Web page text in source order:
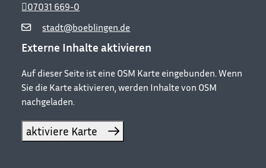
stadt@boeblingen.de
07031 669-0
+
−
SA
Externe Inhalte aktivieren
Auf dieser Seite ist eine OSM Karte eingebunden. Wenn
Sie die Karte aktivieren, werden Inhalte von OSM
nachgeladen.
aktiviere Karte